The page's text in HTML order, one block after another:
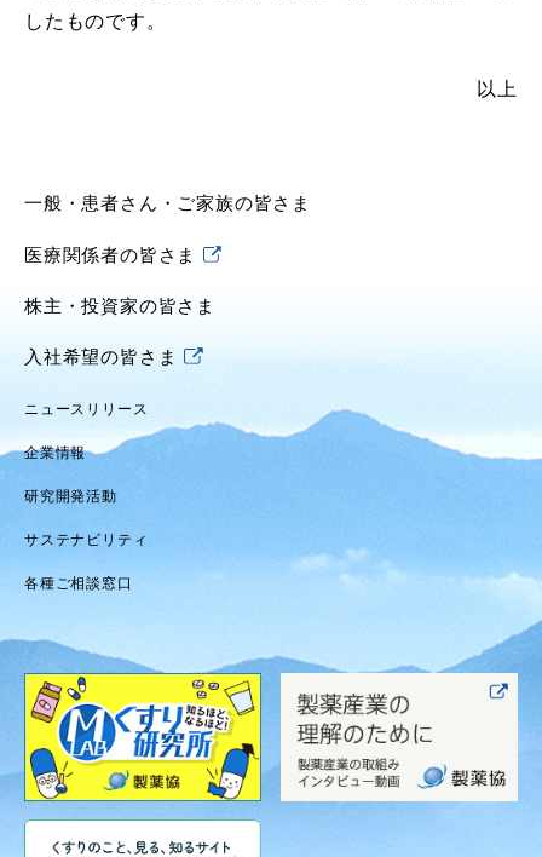
したものです。
以上
一般・患者さん・ご家族の皆さま
医療関係者の皆さま
株主・投資家の皆さま
入社希望の皆さま
ニュースリリース
企業情報
研究開発活動
サステナビリティ
各種ご相談窓口